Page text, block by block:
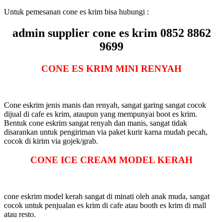
Untuk pemesanan cone es krim bisa hubungi :
admin supplier cone es krim 0852 8862
9699
CONE ES KRIM MINI RENYAH
Cone eskrim jenis manis dan renyah, sangat garing sangat cocok
dijual di cafe es krim, ataupun yang mempunyai boot es krim.
Bentuk cone eskrim sangat renyah dan manis, sangat tidak
disarankan untuk pengiriman via paket kurir karna mudah pecah,
cocok di kirim via gojek/grab.
CONE ICE CREAM MODEL KERAH
cone eskrim model kerah sangat di minati oleh anak muda, sangat
cocok untuk penjualan es krim di cafe atau booth es krim di mall
atau resto.